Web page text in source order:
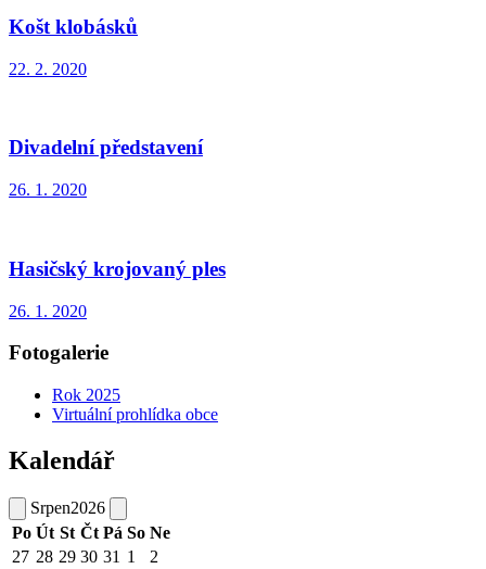
Košt klobásků
22. 2. 2020
Divadelní představení
26. 1. 2020
Hasičský krojovaný ples
26. 1. 2020
Fotogalerie
Rok 2025
Virtuální prohlídka obce
Kalendář
Srpen2026
Po Út St Čt Pá So Ne
27 28 29 30 31 1
2